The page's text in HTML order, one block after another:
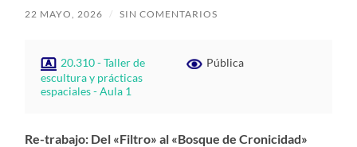
22 MAYO, 2026 / SIN COMENTARIOS
20.310 - Taller de
escultura y prácticas
espaciales - Aula 1
Pública
Re-trabajo: Del «Filtro» al «Bosque de Cronicidad»